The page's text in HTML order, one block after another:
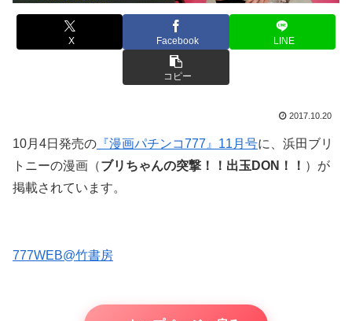
X Facebook LINE
コピー
2017.10.20
10月4日発売の 『漫画パチンコ777』11月号に、浜田ブリ
トニーの漫画（ブリちゃんの突撃！！出玉DON！！ ）が
掲載されています。
777WEB@竹書房